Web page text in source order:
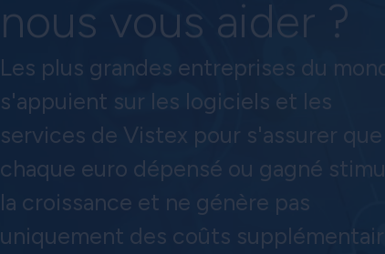
nous vous aider ?
Les plus grandes entreprises du
s'appuient sur les logiciels et les
services de Vistex pour s'assurer que
chaque euro dépensé ou gagné
la croissance et ne génère pas
uniquement des coûts